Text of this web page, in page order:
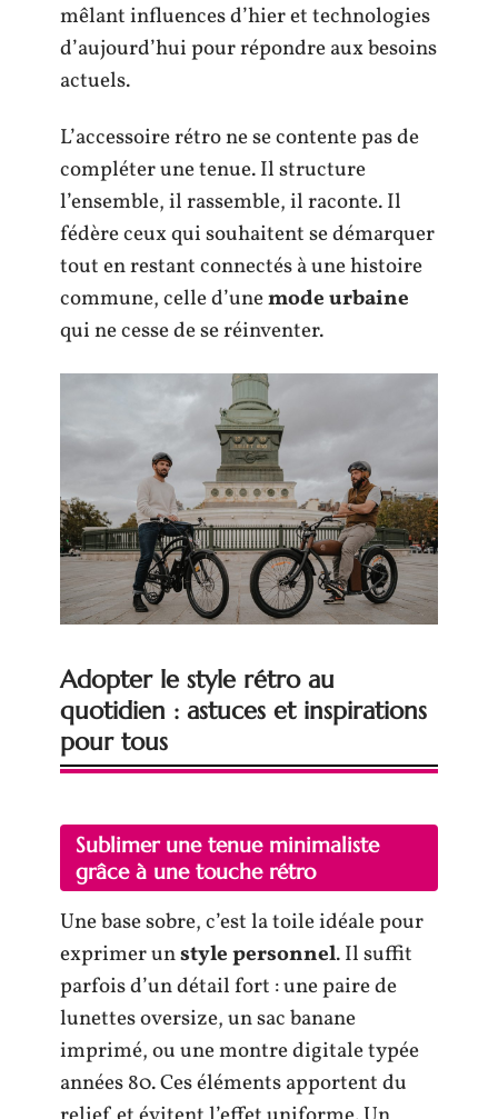
mêlant influences d’hier et technologies
d’aujourd’hui pour répondre aux besoins
actuels.
L’accessoire rétro ne se contente pas de
compléter une tenue. Il structure
l’ensemble, il rassemble, il raconte. Il
fédère ceux qui souhaitent se démarquer
tout en restant connectés à une histoire
commune, celle d’unemode urbaine
qui ne cesse de se réinventer.
Adopter le style rétro au
quotidien : astuces et inspirations
pour tous
Sublimer une tenue minimaliste
grâce à une touche rétro
Une base sobre, c’est la toile idéale pour
exprimer unstyle personnel. Il suffit
parfois d’un détail fort : une paire de
lunettes oversize, un sac banane
imprimé, ou une montre digitale typée
années 80. Ces éléments apportent du